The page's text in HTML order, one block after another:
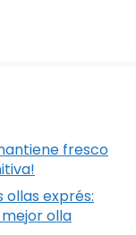
fresco
ollas exprés:
olla